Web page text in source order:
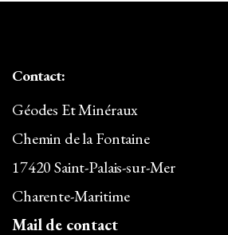
Contact:
Géodes Et Minéraux
Chemin de la Fontaine
17420 Saint-Palais-sur-Mer
Charente-Maritime
Mail de contact